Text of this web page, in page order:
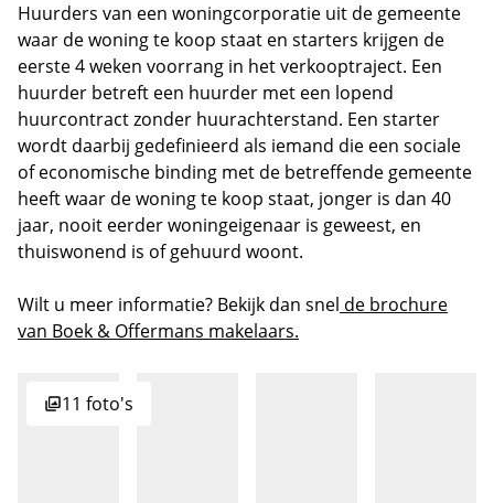
Huurders van een woningcorporatie uit de gemeente
waar de woning te koop staat en starters krijgen de
eerste 4 weken voorrang in het verkooptraject. Een
huurder betreft een huurder met een lopend
huurcontract zonder huurachterstand. Een starter
wordt daarbij gedefinieerd als iemand die een sociale
of economische binding met de betreffende gemeente
heeft waar de woning te koop staat, jonger is dan 40
jaar, nooit eerder woningeigenaar is geweest, en
thuiswonend is of gehuurd woont.
Wilt u meer informatie? Bekijk dan snel de brochure
van Boek & Offermans makelaars.
11 foto's